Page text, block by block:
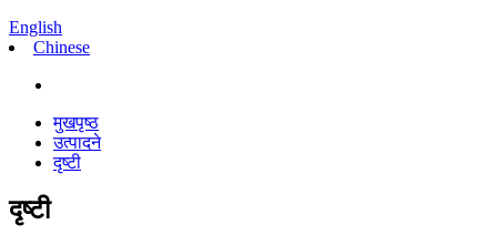
English
Chinese
मुखपृष्ठ
उत्पादने
दृष्टी
दृष्टी